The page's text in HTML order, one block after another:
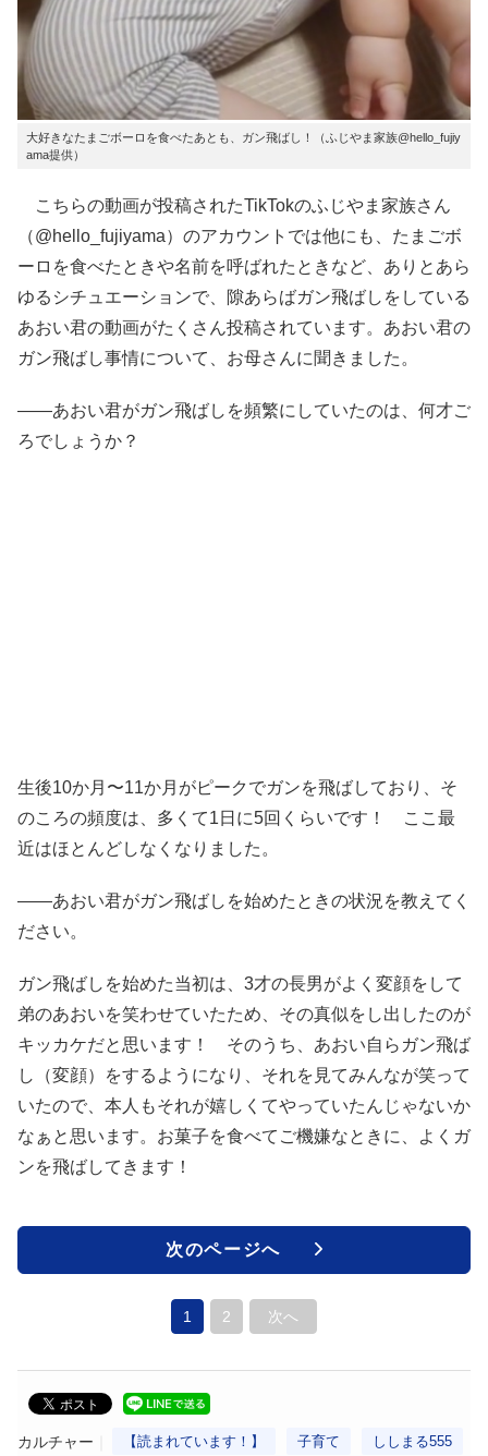
大好きなたまごボーロを食べたあとも、ガン飛ばし！（ふじやま家族@hello_fujiy
ama提供）
こちらの動画が投稿されたTikTokのふじやま家族さん
（@hello_fujiyama）のアカウントでは他にも、たまごボ
ーロを食べたときや名前を呼ばれたときなど、ありとあら
ゆるシチュエーションで、隙あらばガン飛ばしをしている
あおい君の動画がたくさん投稿されています。あおい君の
ガン飛ばし事情について、お母さんに聞きました。
——あおい君がガン飛ばしを頻繁にしていたのは、何才ご
ろでしょうか？
生後10か月〜11か月がピークでガンを飛ばしており、そ
のころの頻度は、多くて1日に5回くらいです！ ここ最
近はほとんどしなくなりました。
——あおい君がガン飛ばしを始めたときの状況を教えてく
ださい。
ガン飛ばしを始めた当初は、3才の長男がよく変顔をして
弟のあおいを笑わせていたため、その真似をし出したのが
キッカケだと思います！ そのうち、あおい自らガン飛ば
し（変顔）をするようになり、それを見てみんなが笑って
いたので、本人もそれが嬉しくてやっていたんじゃないか
なぁと思います。お菓子を食べてご機嫌なときに、よくガ
ンを飛ばしてきます！
次のページへ
1 2 次へ
カルチャー 【読まれています！】 子育て ししまる555